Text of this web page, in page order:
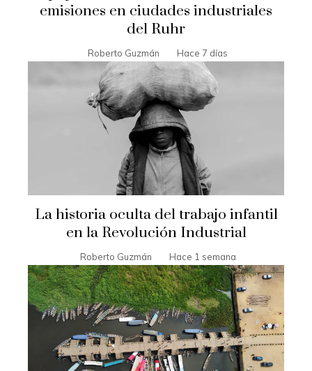
emisiones en ciudades industriales
del Ruhr
Roberto Guzmán Hace 7 días
La historia oculta del trabajo infantil
en la Revolución Industrial
Roberto Guzmán Hace 1 semana